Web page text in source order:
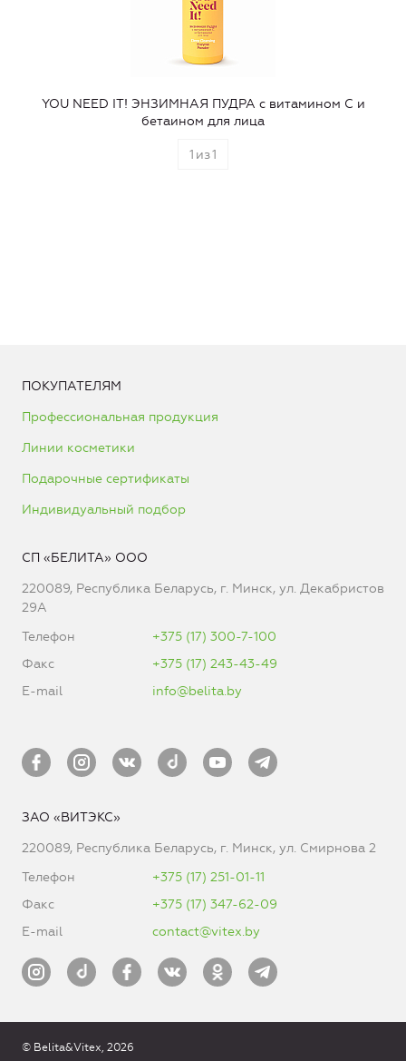
YOU NEED IT! ЭНЗИМНАЯ ПУДРА с витамином С и
бетаином для лица
1 из1
ПОКУПАТЕЛЯМ
Профессиональная продукция
Линии косметики
Подарочные сертификаты
Индивидуальный подбор
СП «БЕЛИТА» ООО
220089, Республика Беларусь, г. Минск, ул. Декабристов
29А
Телефон
+375 (17) 300-7-100
Факс
+375 (17) 243-43-49
E-mail
info@belita.by
ЗАО «ВИТЭКС»
220089, Республика Беларусь, г. Минск, ул. Смирнова 2
Телефон
+375 (17) 251-01-11
Факс
+375 (17) 347-62-09
E-mail
contact@vitex.by
© Belita&Vitex, 2026